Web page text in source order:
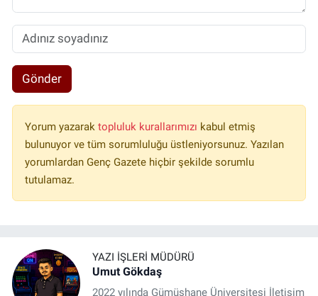
Gönder
Yorum yazarak topluluk kurallarımızı kabul etmiş
bulunuyor ve tüm sorumluluğu üstleniyorsunuz. Yazılan
yorumlardan Genç Gazete hiçbir şekilde sorumlu
tutulamaz.
YAZI İŞLERI MÜDÜRÜ
Umut Gökdaş
2022 yılında Gümüşhane Üniversitesi İletişim